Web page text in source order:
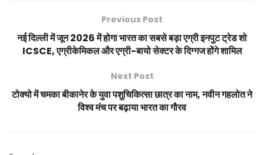
Previous Post
नई दिल्ली में जून 2026 में होगा भारत का सबसे बड़ा एग्री इनपुट ट्रेड शो
ICSCE, एग्रीकेमिकल और एग्री-बायो सेक्टर के दिग्गज होंगे शामिल
Next Post
टोक्यो में चमका बीकानेर के युवा पशुचिकित्सा छात्र का नाम, नवीन गहलोत ने
विश्व मंच पर बढ़ाया भारत का गौरव